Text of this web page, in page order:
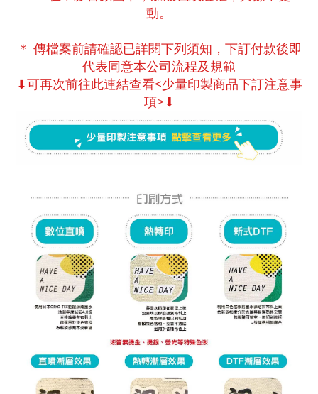
動。
＊ 傳檔案前請確認已詳閱下列須知，下訂付款後即
代表同意本公司流程及規範
⬇可再次前往此連結查看<少量印製商品下訂注意事
項>⬇